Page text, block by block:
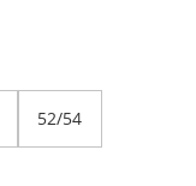
52/54